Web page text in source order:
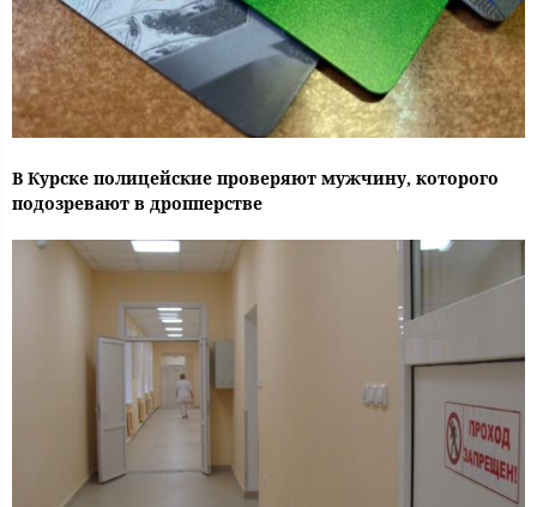
В Курске полицейские проверяют мужчину, которого
подозревают в дропперстве